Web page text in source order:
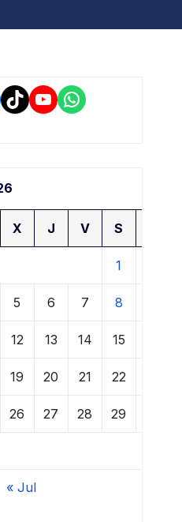
TikTokYouTube
WhatsApp
X J V S
1
5 6 7 8
12 13 14 15
19 20 21 22
26 27 28 29
« Jul